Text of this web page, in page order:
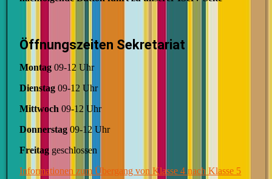
Öffnungszeiten Sekretariat
Montag 09-12 Uhr
Dienstag 09-12 Uhr
Mittwoch 09-12 Uhr
Donnerstag 09-12 Uhr
Freitag geschlossen
Informationen zum Übergang von Klasse 4 nach Klasse 5